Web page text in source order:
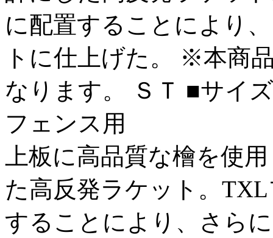
に配置することにより
トに仕上げた。 ※本商
なります。 ＳＴ ■サイ
フェンス用
上板に高品質な檜を使
た高反発ラケット。
することにより、さら